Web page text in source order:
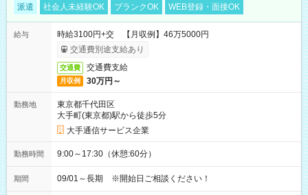
派遣 社会人未経験OK ブランクOK WEB登録・面接OK
給与
時給3100円+交 【月収例】46万5000円
交通費別途支給あり
交通費 交通費支給
月収例 30万円～
勤務地
東京都千代田区
大手町(東京都)駅から徒歩5分
大手通信サービス企業
勤務時間 9:00～17:30（休憩:60分）
期間 09/01～長期 ※開始日ご相談ください！